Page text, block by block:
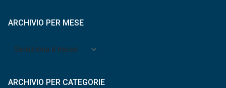
ARCHIVIO PER MESE
Archivio
ARCHIVIO PER CATEGORIE